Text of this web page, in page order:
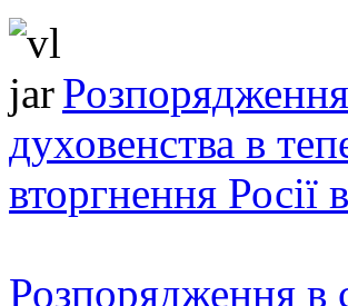
духовенства в
вторгнення Росії
Розпорядження в